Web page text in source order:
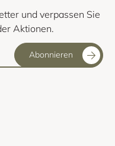
und verpassen Sie
Aktionen.
Abonnieren